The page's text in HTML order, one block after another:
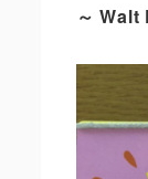
～